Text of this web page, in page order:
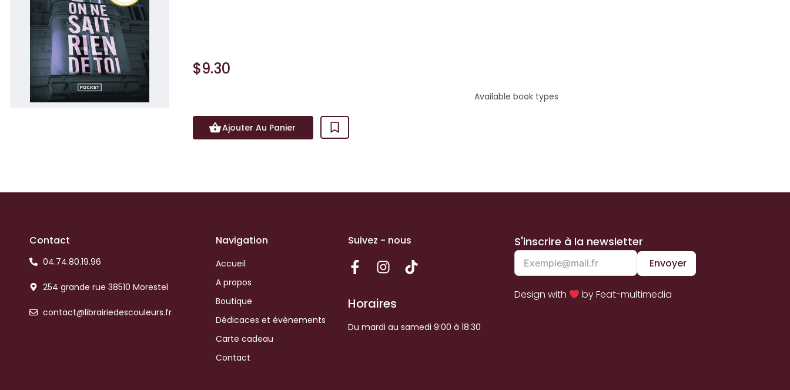
$9.30
Ajouter Au Panier
Available book types
Contact
04.74.80.19.96
254 grande rue 38510 Morestel
contact@librairiedescouleurs.fr
Navigation
Accueil
A propos
Boutique
Dédicaces et évènements
Carte cadeau
Contact
Suivez - nous
Horaires
Du mardi au samedi 9:00 à 18:30
S'inscrire à la newsletter
Envoyer
Design with by Feat-multimedia